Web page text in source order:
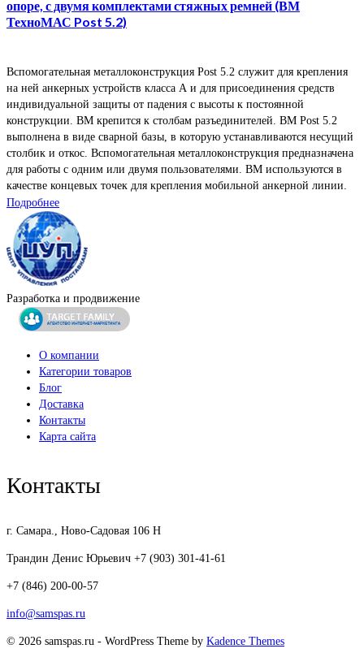
опоре, с двумя комплектами стяжных ремней (ВМ
ТехноМАС Post 5.2)
Вспомогательная металлоконструкция Post 5.2 служит для крепления
на ней анкерных устройств класса А и для присоединения средств
индивидуальной защиты от падения с высоты к постоянной
конструкции. ВМ крепится к столбам разъединителей. ВМ Post 5.2
выполнена в виде сварной базы, в которую устанавливаются несущий
столбик и откос. Вспомогательная металлоконструкция предназначена
для работы с одним или двумя пользователями. ВМ используются в
качестве концевых точек для крепления мобильной анкерной линии.
Подробнее
Разработка и продвижение
О компании
Категории товаров
Блог
Доставка
Контакты
Карта сайта
Контакты
г. Самара., Ново-Садовая 106 Н
Трандин Денис Юрьевич +7 (903) 301-41-61
+7 (846) 200-00-57
info@samspas.ru
© 2026 samspas.ru - WordPress Theme by Kadence Themes